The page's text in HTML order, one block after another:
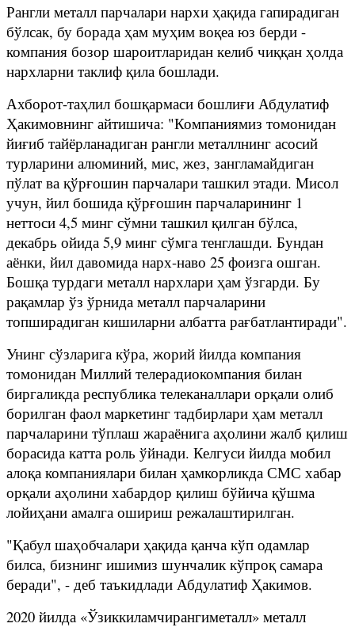
Рангли металл парчалари нархи ҳақида гапирадиган
бўлсак, бу борада ҳам муҳим воқеа юз берди -
компания бозор шароитларидан келиб чиққан ҳолда
нархларни таклиф қила бошлади.
Ахборот-таҳлил бошқармаси бошлиғи Абдулатиф
Ҳакимовнинг айтишича: "Компаниямиз томонидан
йиғиб тайёрланадиган рангли металлнинг асосий
турларини алюминий, мис, жез, зангламайдиган
пўлат ва қўрғошин парчалари ташкил этади. Мисол
учун, йил бошида қўрғошин парчаларининг 1
неттоси 4,5 минг сўмни ташкил қилган бўлса,
декабрь ойида 5,9 минг сўмга тенглашди. Бундан
аёнки, йил давомида нарх-наво 25 фоизга ошган.
Бошқа турдаги металл нархлари ҳам ўзгарди. Бу
рақамлар ўз ўрнида металл парчаларини
топширадиган кишиларни албатта рағбатлантиради".
Унинг сўзларига кўра, жорий йилда компания
томонидан Миллий телерадиокомпания билан
биргаликда республика телеканаллари орқали олиб
борилган фаол маркетинг тадбирлари ҳам металл
парчаларини тўплаш жараёнига аҳолини жалб қилиш
борасида катта роль ўйнади. Келгуси йилда мобил
алоқа компаниялари билан ҳамкорликда СМС хабар
орқали аҳолини хабардор қилиш бўйича қўшма
лойиҳани амалга ошириш режалаштирилган.
"Қабул шаҳобчалари ҳақида қанча кўп одамлар
билса, бизнинг ишимиз шунчалик кўпроқ самара
беради", - деб таъкидлади Абдулатиф Ҳакимов.
2020 йилда «Ўзиккиламчирангиметалл» металл